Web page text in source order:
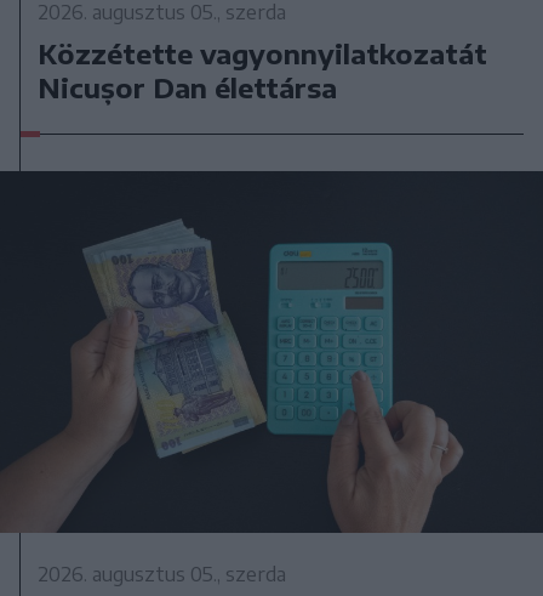
2026. augusztus 05., szerda
Közzétette vagyonnyilatkozatát
Nicușor Dan élettársa
2026. augusztus 05., szerda